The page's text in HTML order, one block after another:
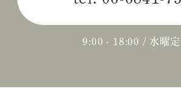
2024年03月 (2)
2023年12月 (1)
9:00 - 18:00 / 水曜